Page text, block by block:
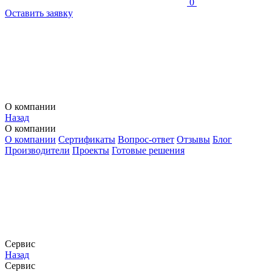
0
Оставить заявку
О компании
Назад
О компании
О компании Сертификаты Вопрос-ответ Отзывы Блог
Производители Проекты Готовые решения
Сервис
Назад
Сервис